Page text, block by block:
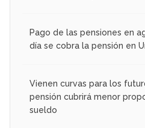
Pago de las pensiones en
día se cobra la pensión en
Vienen curvas para los
pensión cubrirá menor
sueldo